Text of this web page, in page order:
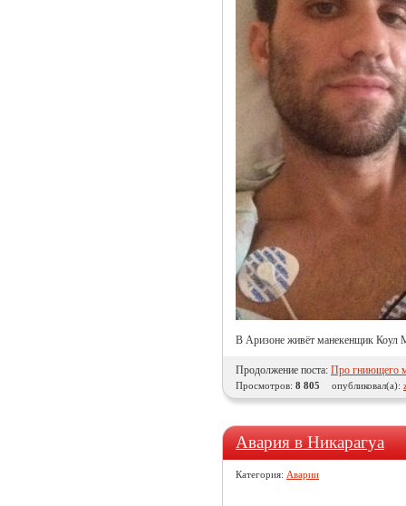
В Аризоне живёт манекенщик Коул
Продолжение поста: Про гниющего
Просмотров: 8 805 опубликовал(а):
Авария в Никарагуа
Категория: Аварии